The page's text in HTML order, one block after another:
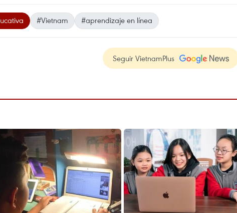
#Vietnam #aprendizaje en línea
Seguir VietnamPlus